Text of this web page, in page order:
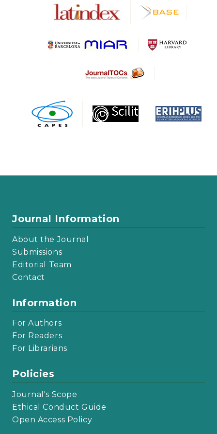
Journal Information
About the Journal
Submissions
Editorial Team
Contact
Information
For Authors
For Readers
For Librarians
Policies
Journal's Scope
Ethical Conduct Guide
Open Access Policy